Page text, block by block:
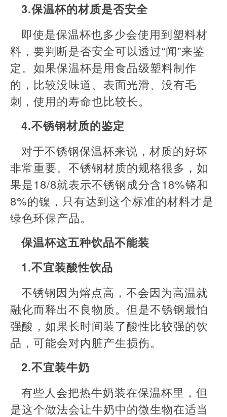
3.保温杯的材质是否安全
即使是保温杯也多少会使用到塑料材
料，要判断是否安全可以透过“闻”来鉴
定。如果保温杯是用食品级塑料制作
的，比较没味道、表面光滑、没有毛
刺，使用的寿命也比较长。
4.不锈钢材质的鉴定
对于不锈钢保温杯来说，材质的好坏
非常重要。不锈钢材质的规格很多，如
果是18/8就表示不锈钢成分含18%铬和
8%的镍，只有达到这个标准的材料才是
绿色环保产品。
保温杯这五种饮品不能装
1.不宜装酸性饮品
不锈钢因为熔点高，不会因为高温就
融化而释出不良物质。但是不锈钢最怕
强酸，如果长时间装了酸性比较强的饮
品，可能会对内脏产生损伤。
2.不宜装牛奶
有些人会把热牛奶装在保温杯里，但
是这个做法会让牛奶中的微生物在适当